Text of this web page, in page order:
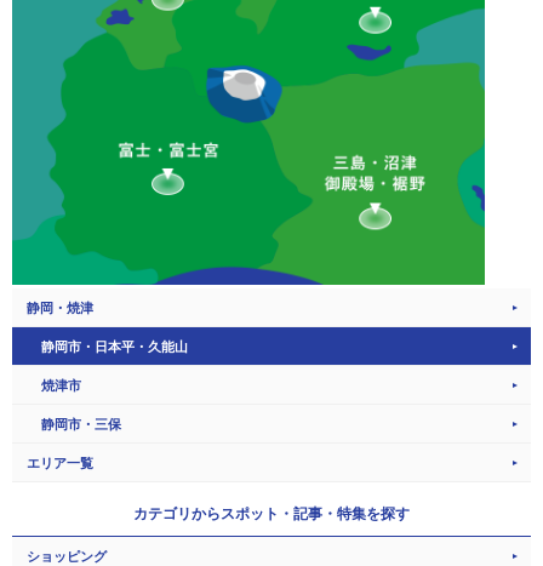
静岡・焼津
静岡市・日本平・久能山
焼津市
静岡市・三保
エリア一覧
カテゴリからスポット・記事・特集を探す
ショッピング